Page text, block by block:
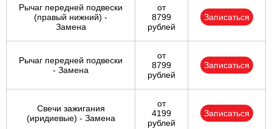
Рычаг передней подвески
(правый нижний) -
Замена
от
8799
рублей
Записаться
Рычаг передней подвески
- Замена
от
8799
рублей
Записаться
Свечи зажигания
(иридиевые) - Замена
от
4199
рублей
Записаться